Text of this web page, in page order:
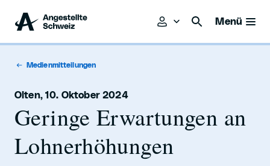
Menü
Medienmitteilungen
Geringe Erwartungen an
Lohnerhöhungen
Olten, 10. Oktober 2024